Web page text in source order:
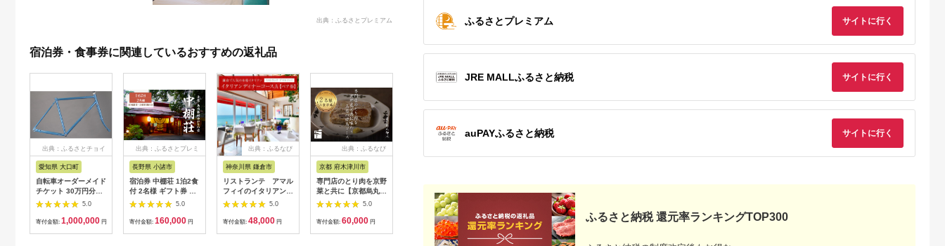
出典：ふるさとプレミアム
宿泊券・食事券に関連しているおすすめの返礼品
出典：ふるさとチョイ
愛知県 大口町
自転車オーダーメイド
チケット 30万円分
【1360365】
5.0
寄付金額: 1,000,000 円
出典：ふるさとプレミ
長野県 小諸市
宿泊券 中棚荘 1泊2食
付 2名様 ギフト券 チ
ケット 券 宿泊 旅行
5.0
寄付金額: 160,000 円
出典：ふるなび
神奈川県 鎌倉市
リストランテ アマル
フィイのイタリアンデ
ィナーコースA ペア
5.0
寄付金額: 48,000 円
出典：ふるなび
京都 府木津川市
専門店のとり肉を京野
菜と共に【京都烏丸御
池】で味わう2名様焼
鳥コースお食事券
064-15
5.0
寄付金額: 60,000 円
（15,000円）【星野
リゾート】
5.0
寄付金額:50,000 円
5.0
寄付金額:14,000円
ス
C701_(都城市) ゴルフ
ゴルフクラブ ダンロ
寄付金額:1,000,000円
ス
さと感謝券（3,000円
分）
寄付金額: 10,000 円
出典：ふるさとプレミ
アム
寄付金額:
出典：ふるさとチョ
ふるさとプレミアム サイトに行く
JRE MALLふるさと納税 サイトに行く
auPAYふるさと納税 サイトに行く
ふるさと納税 還元率ランキングTOP300